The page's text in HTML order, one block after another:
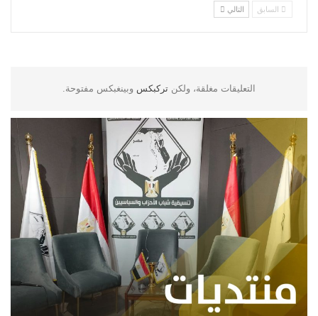
السابق التالي
التعليقات مغلقة، ولكن تركبكس وبينغبكس مفتوحة.